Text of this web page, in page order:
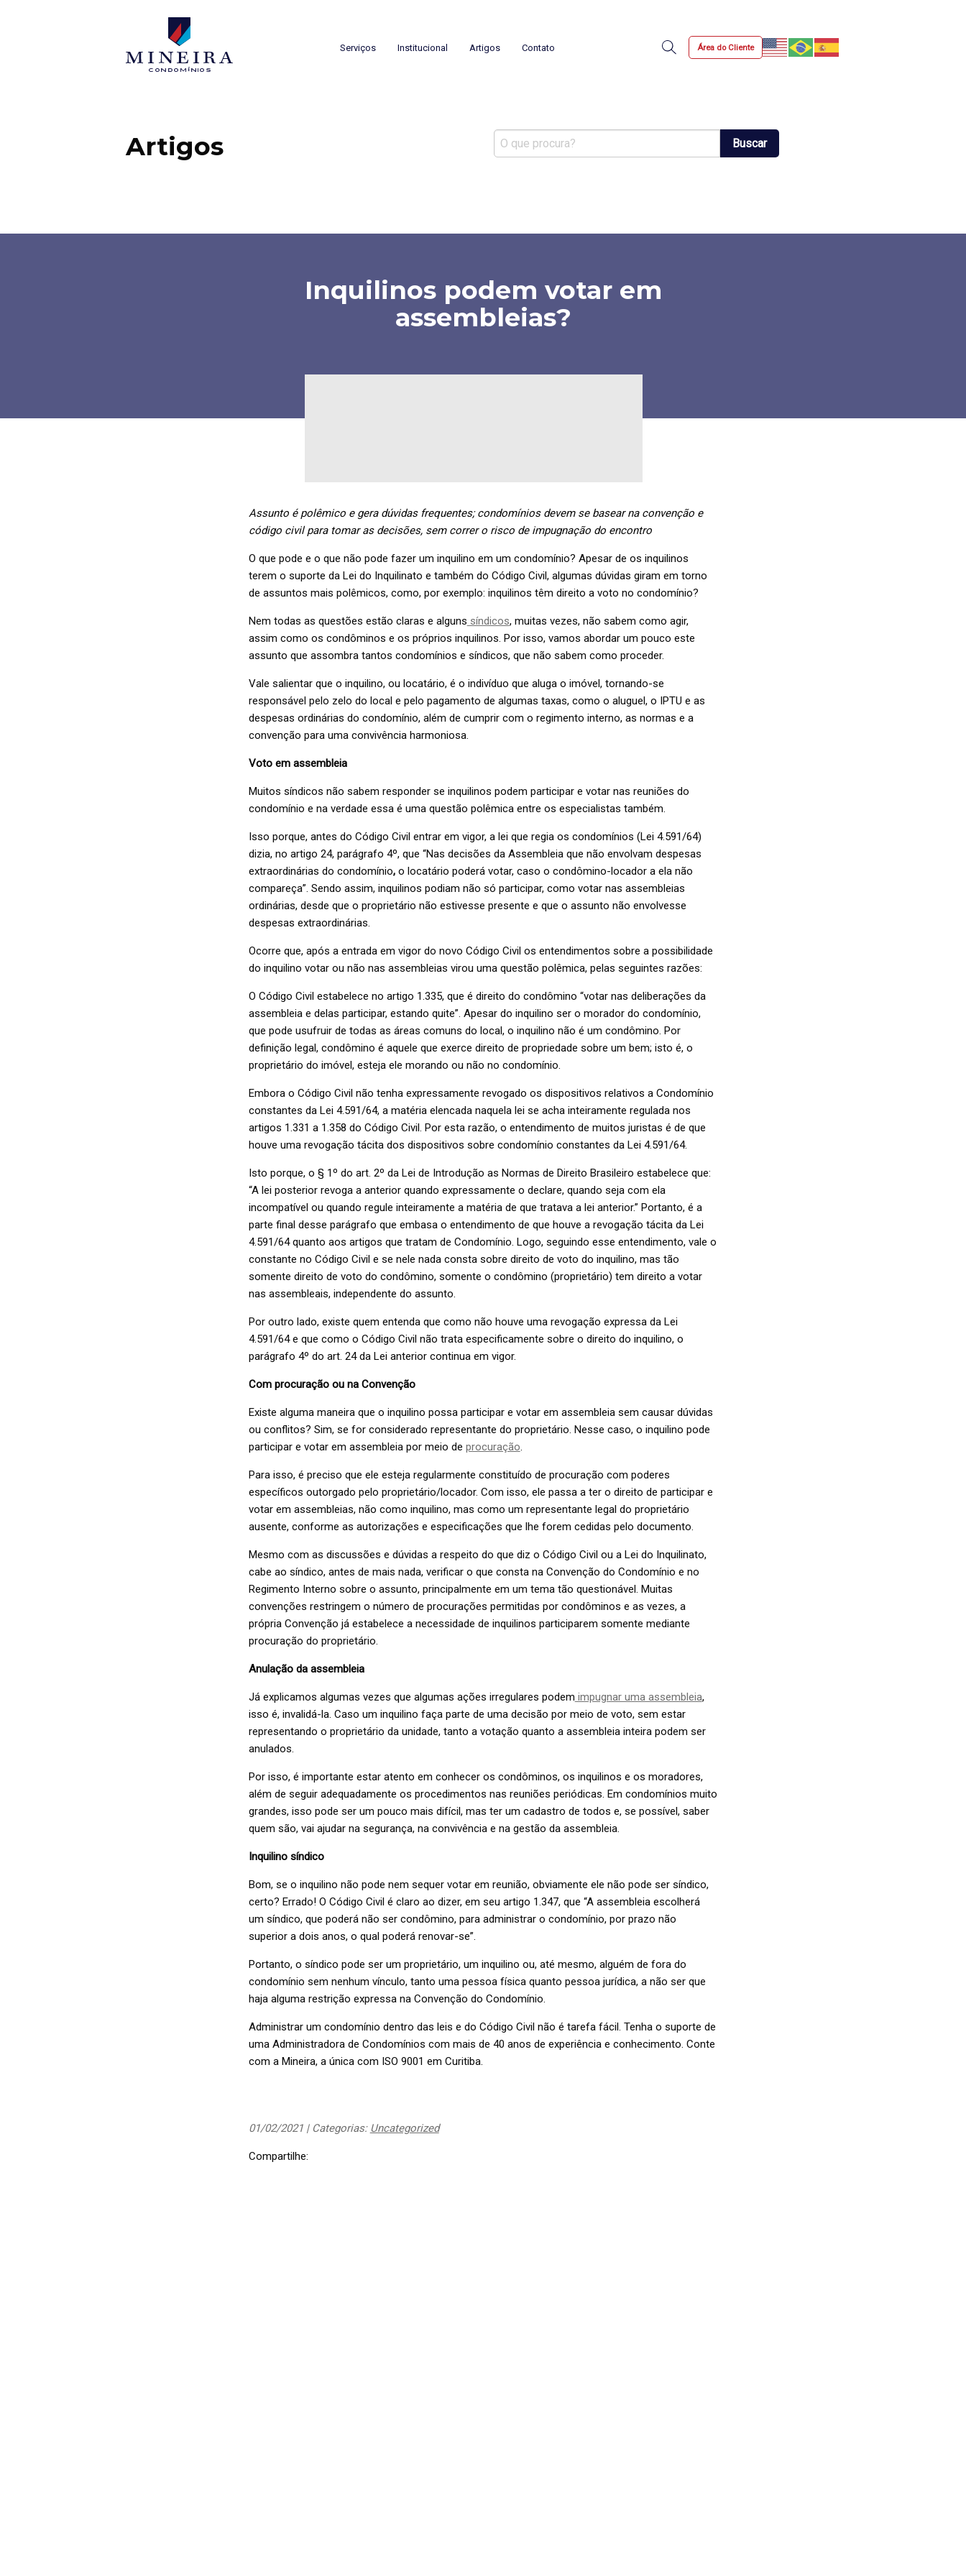
Mineira condomínios
Serviços Institucional Artigos Contato BuscaÁrea do Cliente
Artigos Buscar
Inquilinos podem votar em
assembleias?
Assunto é polêmico e gera dúvidas frequentes; condomínios devem se basear na convenção e
código civil para tomar as decisões, sem correr o risco de impugnação do encontro
O que pode e o que não pode fazer um inquilino em um condomínio? Apesar de os inquilinos
terem o suporte da Lei do Inquilinato e também do Código Civil, algumas dúvidas giram em torno
de assuntos mais polêmicos, como, por exemplo: inquilinos têm direito a voto no condomínio?
Nem todas as questões estão claras e alguns síndicos, muitas vezes, não sabem como agir,
assim como os condôminos e os próprios inquilinos. Por isso, vamos abordar um pouco este
assunto que assombra tantos condomínios e síndicos, que não sabem como proceder.
Vale salientar que o inquilino, ou locatário, é o indivíduo que aluga o imóvel, tornando-se
responsável pelo zelo do local e pelo pagamento de algumas taxas, como o aluguel, o IPTU e as
despesas ordinárias do condomínio, além de cumprir com o regimento interno, as normas e a
convenção para uma convivência harmoniosa.
Voto em assembleia
Muitos síndicos não sabem responder se inquilinos podem participar e votar nas reuniões do
condomínio e na verdade essa é uma questão polêmica entre os especialistas também.
Isso porque, antes do Código Civil entrar em vigor, a lei que regia os condomínios (Lei 4.591/64)
dizia, no artigo 24, parágrafo 4º, que “Nas decisões da Assembleia que não envolvam despesas
extraordinárias do condomínio,o locatário poderá votar, caso o condômino-locador a ela não
compareça”. Sendo assim, inquilinos podiam não só participar, como votar nas assembleias
ordinárias, desde que o proprietário não estivesse presente e que o assunto não envolvesse
despesas extraordinárias.
Ocorre que, após a entrada em vigor do novo Código Civil os entendimentos sobre a possibilidade
do inquilino votar ou não nas assembleias virou uma questão polêmica, pelas seguintes razões:
O Código Civil estabelece no artigo 1.335, que é direito do condômino “votar nas deliberações da
assembleia e delas participar, estando quite”. Apesar do inquilino ser o morador do condomínio,
que pode usufruir de todas as áreas comuns do local, o inquilino não é um condômino. Por
definição legal, condômino é aquele que exerce direito de propriedade sobre um bem; isto é, o
proprietário do imóvel, esteja ele morando ou não no condomínio.
Embora o Código Civil não tenha expressamente revogado os dispositivos relativos a Condomínio
constantes da Lei 4.591/64, a matéria elencada naquela lei se acha inteiramente regulada nos
artigos 1.331 a 1.358 do Código Civil. Por esta razão, o entendimento de muitos juristas é de que
houve uma revogação tácita dos dispositivos sobre condomínio constantes da Lei 4.591/64.
Isto porque, o § 1º do art. 2º da Lei de Introdução as Normas de Direito Brasileiro estabelece que:
“A lei posterior revoga a anterior quando expressamente o declare, quando seja com ela
incompatível ou quando regule inteiramente a matéria de que tratava a lei anterior.” Portanto, é a
parte final desse parágrafo que embasa o entendimento de que houve a revogação tácita da Lei
4.591/64 quanto aos artigos que tratam de Condomínio. Logo, seguindo esse entendimento, vale o
constante no Código Civil e se nele nada consta sobre direito de voto do inquilino, mas tão
somente direito de voto do condômino, somente o condômino (proprietário) tem direito a votar
nas assembleais, independente do assunto.
Por outro lado, existe quem entenda que como não houve uma revogação expressa da Lei
4.591/64 e que como o Código Civil não trata especificamente sobre o direito do inquilino, o
parágrafo 4º do art. 24 da Lei anterior continua em vigor.
Com procuração ou na Convenção
Existe alguma maneira que o inquilino possa participar e votar em assembleia sem causar dúvidas
ou conflitos? Sim, se for considerado representante do proprietário. Nesse caso, o inquilino pode
participar e votar em assembleia por meio de procuração.
Para isso, é preciso que ele esteja regularmente constituído de procuração com poderes
específicos outorgado pelo proprietário/locador. Com isso, ele passa a ter o direito de participar e
votar em assembleias, não como inquilino, mas como um representante legal do proprietário
ausente, conforme as autorizações e especificações que lhe forem cedidas pelo documento.
Mesmo com as discussões e dúvidas a respeito do que diz o Código Civil ou a Lei do Inquilinato,
cabe ao síndico, antes de mais nada, verificar o que consta na Convenção do Condomínio e no
Regimento Interno sobre o assunto, principalmente em um tema tão questionável. Muitas
convenções restringem o número de procurações permitidas por condôminos e as vezes, a
própria Convenção já estabelece a necessidade de inquilinos participarem somente mediante
procuração do proprietário.
Anulação da assembleia
Já explicamos algumas vezes que algumas ações irregulares podem impugnar uma assembleia,
isso é, invalidá-la. Caso um inquilino faça parte de uma decisão por meio de voto, sem estar
representando o proprietário da unidade, tanto a votação quanto a assembleia inteira podem ser
anulados.
Por isso, é importante estar atento em conhecer os condôminos, os inquilinos e os moradores,
além de seguir adequadamente os procedimentos nas reuniões periódicas. Em condomínios muito
grandes, isso pode ser um pouco mais difícil, mas ter um cadastro de todos e, se possível, saber
quem são, vai ajudar na segurança, na convivência e na gestão da assembleia.
Inquilino síndico
Bom, se o inquilino não pode nem sequer votar em reunião, obviamente ele não pode ser síndico,
certo? Errado! O Código Civil é claro ao dizer, em seu artigo 1.347, que “A assembleia escolherá
um síndico, que poderá não ser condômino, para administrar o condomínio, por prazo não
superior a dois anos, o qual poderá renovar-se”.
Portanto, o síndico pode ser um proprietário, um inquilino ou, até mesmo, alguém de fora do
condomínio sem nenhum vínculo, tanto uma pessoa física quanto pessoa jurídica, a não ser que
haja alguma restrição expressa na Convenção do Condomínio.
Administrar um condomínio dentro das leis e do Código Civil não é tarefa fácil. Tenha o suporte de
uma Administradora de Condomínios com mais de 40 anos de experiência e conhecimento. Conte
com a Mineira, a única com ISO 9001 em Curitiba.
01/02/2021 | Categorias: Uncategorized
Compartilhe: